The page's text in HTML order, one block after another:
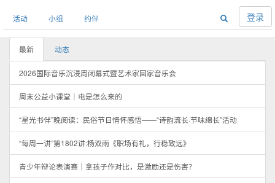
活动 小组 约伴 登录
最新 动态
2026国际音乐沉浸周闭幕式暨艺术家回家音乐会
周末公益小课堂｜电是怎么来的
“星光书伴”晚阅读：民俗节日情怀感悟——“诗韵流长·节味绵长”活动
“每周一讲”第1802讲:杨双雨《职场有礼，行稳致远》
青少年辩论表演赛｜拿孩子作对比，是激励还是伤害？